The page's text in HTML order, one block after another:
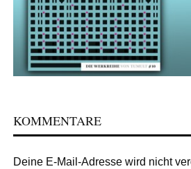
KOMMENTARE
Deine E-Mail-Adresse wird nicht